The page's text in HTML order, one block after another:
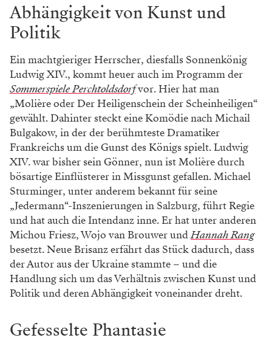
Abhängigkeit von Kunst und
Politik
Ein machtgieriger Herrscher, diesfalls Sonnenkönig
Ludwig XIV., kommt heuer auch im Programm der
Sommerspiele Perchtoldsdorfvor. Hier hat man
„Molière oder Der Heiligenschein der Scheinheiligen“
gewählt. Dahinter steckt eine Komödie nach Michail
Bulgakow, in der der berühmteste Dramatiker
Frankreichs um die Gunst des Königs spielt. Ludwig
XIV. war bisher sein Gönner, nun ist Molière durch
bösartige Einflüsterer in Missgunst gefallen. Michael
Sturminger, unter anderem bekannt für seine
„Jedermann“-Inszenierungen in Salzburg, führt Regie
und hat auch die Intendanz inne. Er hat unter anderen
Michou Friesz, Wojo van Brouwer undHannah Rang
besetzt. Neue Brisanz erfährt das Stück dadurch, dass
der Autor aus der Ukraine stammte – und die
Handlung sich um das Verhältnis zwischen Kunst und
Politik und deren Abhängigkeit voneinander dreht.
Gefesselte Phantasie